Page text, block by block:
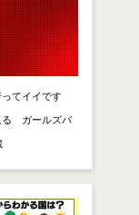
てイイです
る ガールズバ